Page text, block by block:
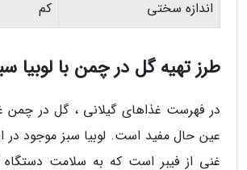
اندازه سختی
کم
طرز تهیه گل در چمن با لوبیا
در فهرست غذاهای گیلانی ، گل در چمن
عین حال مفید است. لوبیا سبز موجود در
غنی از فیبر است که به سلامت